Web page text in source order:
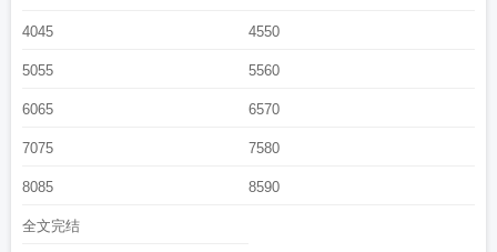
他们中间挑一个吧。” *** 某日。 “我时间不多了，你选好了吗？”祁澜
ahref="http://m.moxiexs.com"target="_blank"【魔蝎小说】/a
起上离婚综艺免费阅读
和前夫哥在离婚综艺吃瓜免费阅读
吃瓜免费
和前夫哥在离婚综艺吃瓜全文免费阅
在离婚综艺吃瓜守约
4045 4550
5055 5560
6065 6570
7075 7580
8085 8590
全文完结